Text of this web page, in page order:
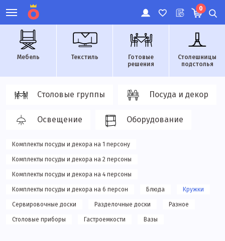
0
Мебель Текстиль
Готовые
решения
Столешницы
подстолья
Столовые группы Посуда и декор
Освещение Оборудование
Комплекты посуды и декора на 1 персону
Комплекты посуды и декора на 2 персоны
Комплекты посуды и декора на 4 персоны
Комплекты посуды и декора на 6 персон Блюда Кружки
Сервировочные доски Разделочные доски Разное
Столовые приборы Гастроемкости Вазы